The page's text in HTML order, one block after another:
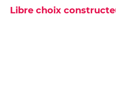
Libre choix